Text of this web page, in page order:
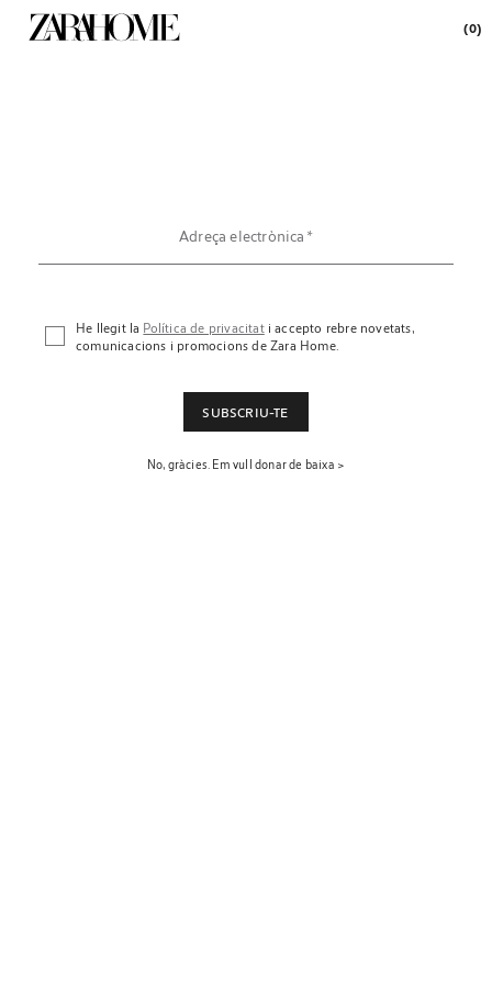
(0)
Adreça electrònica
He llegit la Política de privacitat i accepto rebre novetats,
comunicacions i promocions de Zara Home.
SUBSCRIU-TE
No, gràcies. Em vull donar de baixa >